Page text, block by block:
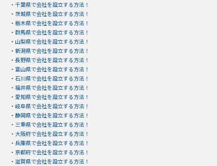
・ 千葉県で会社を設立する方法！
・ 茨城県で会社を設立する方法！
・ 栃木県で会社を設立する方法！
・ 群馬県で会社を設立する方法！
・ 山梨県で会社を設立する方法！
・ 新潟県で会社を設立する方法！
・ 長野県で会社を設立する方法！
・ 富山県で会社を設立する方法！
・ 石川県で会社を設立する方法！
・ 福井県で会社を設立する方法！
・ 愛知県で会社を設立する方法！
・ 岐阜県で会社を設立する方法！
・ 静岡県で会社を設立する方法！
・ 三重県で会社を設立する方法！
・ 大阪府で会社を設立する方法！
・ 兵庫県で会社を設立する方法！
・ 京都府で会社を設立する方法！
・ 滋賀県で会社を設立する方法！